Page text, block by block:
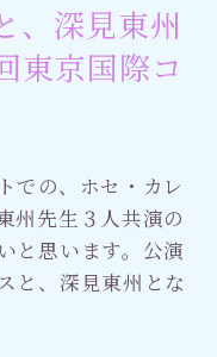
、深見東州
東京国際コ
での、ホセ・カレ
州先生３人共演の
と思います。公演
と、深見東州とな